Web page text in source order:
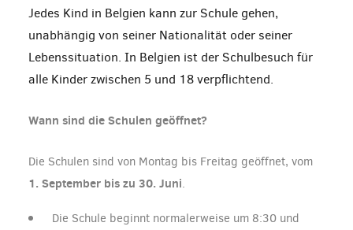
Jedes Kind in Belgien kann zur Schule gehen,
unabhängig von seiner Nationalität oder seiner
Lebenssituation. In Belgien ist der Schulbesuch für
alle Kinder zwischen 5 und 18 verpflichtend.
Wann sind die Schulen geöffnet?
Die Schulen sind von Montag bis Freitag geöffnet, vom
1. September bis zu 30. Juni.
Die Schule beginnt normalerweise um 8:30 und